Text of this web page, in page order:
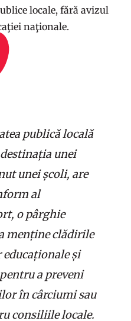
locale, fără avizul
naţionale.
publică locală
unei
unei școli, are
al
o pârghie
menține clădirile
și
a preveni
în cârciumi sau
consiliile locale.